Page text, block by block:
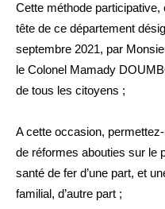
Cette méthode
tête de ce département
septembre 2021, par
le Colonel Mamady
de tous les citoyens ;
A cette occasion,
de réformes abouties sur le
santé de fer d’une part, et
familial, d’autre part ;